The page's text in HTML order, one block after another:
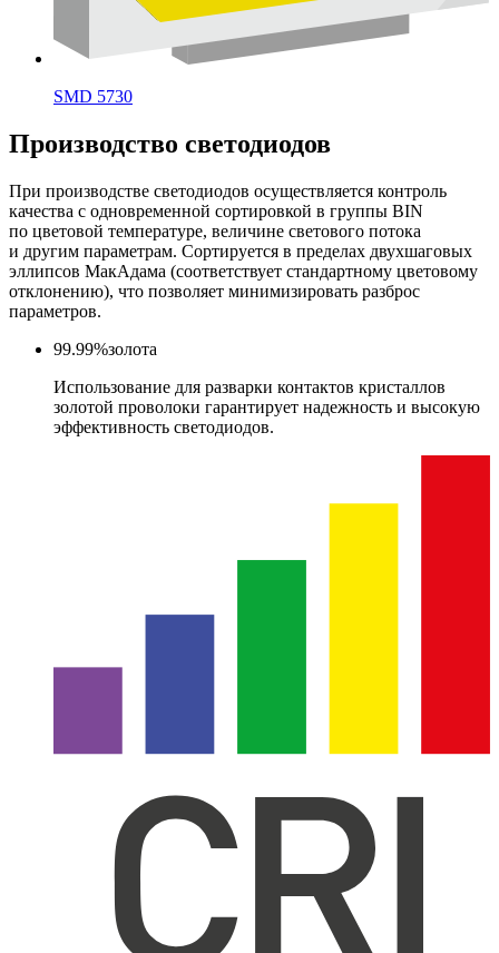
SMD 5730
Производство светодиодов
При производстве светодиодов осуществляется контроль
качества с одновременной сортировкой в группы BIN
по цветовой температуре, величине светового потока
и другим параметрам. Сортируется в пределах двухшаговых
эллипсов МакАдама (соответствует стандартному цветовому
отклонению), что позволяет минимизировать разброс
параметров.
99.99%золота
Использование для разварки контактов кристаллов
золотой проволоки гарантирует надежность и высокую
эффективность светодиодов.